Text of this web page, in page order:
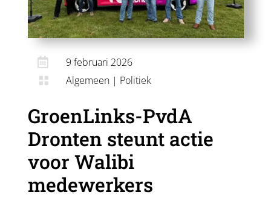
 9 februari 2026
 Algemeen | Politiek
GroenLinks-PvdA
Dronten steunt actie
voor Walibi
medewerkers